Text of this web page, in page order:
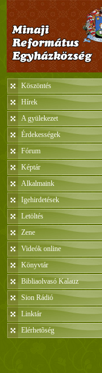
Köszöntés
Hírek
A gyülekezet
Érdekességek
Fórum
Képtár
Alkalmaink
Igehirdetések
Letöltés
Zene
Videók online
Könyvtár
Bibliaolvasó Kalauz
Sion Rádió
Linktár
Elérhetõség